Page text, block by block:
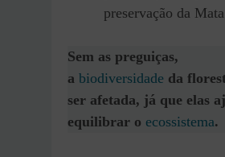
preservação da
Sem as preguiças,
a biodiversidade da
ser afetada, já que elas
equilibrar o ecossistema.